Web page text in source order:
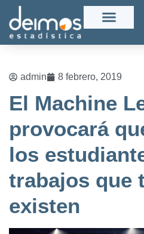
admin 8 febrero, 2019
El Machine
provocará
los
trabajos que
existen